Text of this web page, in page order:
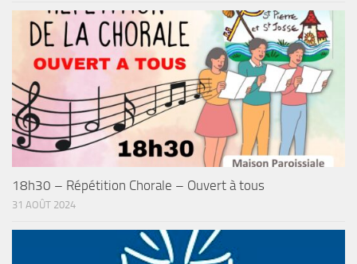
18h30 – Répétition Chorale – Ouvert à tous
31 AOÛT 2024